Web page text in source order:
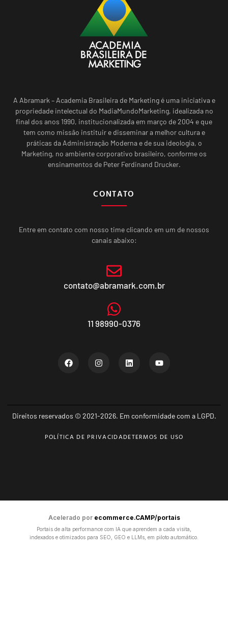
A Abramark – Academia Brasileira de Marketing é uma iniciativa e
propriedade intelectual do MadiaMundoMarketing, idealizada no
final dos anos 1990, institucionalizada em março de 2004 e que
tem como missão instituir e disseminar a melhor cultura e
práticas da Administração Moderna e de sua ideologia, o
Marketing, no ambiente corporativo brasileiro, conforme os
ensinamentos de Peter Ferdinand Drucker.
CONTATO
Entre em contato com nosso time clicando em um de nossos
canais abaixo:
contato@abramark.com.br
11 98990-0376
Direitos reservados © 2021-2026. Em conformidade com a LGPD.
POLÍTICA DE PRIVACIDADETERMOS DE USO
Acelerado por ecommerce.CAMP/portais
Portais de alta performance com IA que aprendem a cada visita,
indexados e otimizados para SEO, GEO e LLMs, em piloto automático.